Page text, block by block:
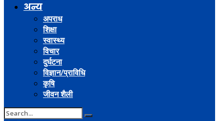
अन्य
अपराध
शिक्षा
स्वास्थ्य
विचार
दुर्घटना
विज्ञान/प्राविधि
कृषि
जीवन शैली